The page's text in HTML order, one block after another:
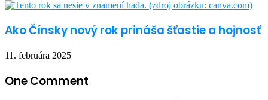
Ako Čínsky nový rok prináša šťastie a hojnosť
11. februára 2025
One Comment